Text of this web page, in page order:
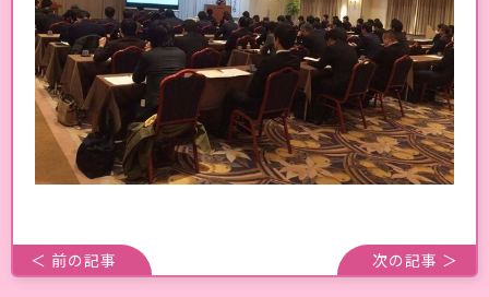
＜ 前の記事 次の記事 ＞